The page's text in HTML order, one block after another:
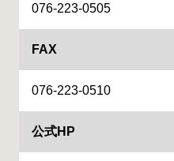
076-223-0505
FAX
076-223-0510
公式HP